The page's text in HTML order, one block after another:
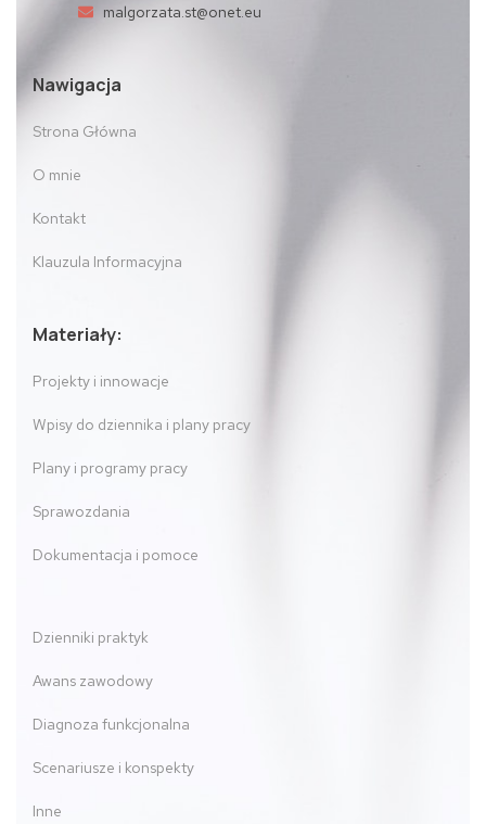
malgorzata.st@onet.eu
Nawigacja
Strona Główna
O mnie
Kontakt
Klauzula Informacyjna
Materiały:
Projekty i innowacje
Wpisy do dziennika i plany pracy
Plany i programy pracy
Sprawozdania
Dokumentacja i pomoce
Dzienniki praktyk
Awans zawodowy
Diagnoza funkcjonalna
Scenariusze i konspekty
Inne